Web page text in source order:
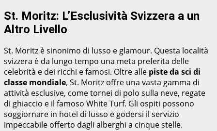
St. Moritz: L’Esclusività Svizzera a un
Altro Livello
St. Moritz è sinonimo di lusso e glamour. Questa località
svizzera è da lungo tempo una meta preferita delle
celebrità e dei ricchi e famosi. Oltre alle piste da sci di
classe mondiale, St. Moritz offre una vasta gamma di
attività esclusive, come tornei di polo sulla neve, regate
di ghiaccio e il famoso White Turf. Gli ospiti possono
soggiornare in hotel di lusso e godersi il servizio
impeccabile offerto dagli alberghi a cinque stelle.